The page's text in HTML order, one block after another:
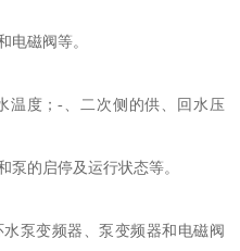
电磁阀等。
温度；-、二次侧的供、回水压
泵的启停及运行状态等。
泵变频器、泵变频器和电磁阀